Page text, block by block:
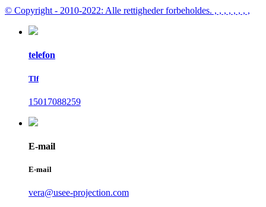
© Copyright - 2010-2022: Alle rettigheder forbeholdes. , , , , , , , ,
telefon
Tlf
15017088259
E-mail
E-mail
vera@usee-projection.com